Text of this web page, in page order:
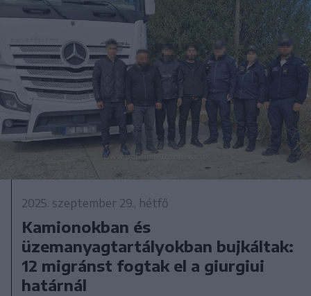
2025. szeptember 29., hétfő
Kamionokban és
üzemanyagtartályokban bujkáltak:
12 migránst fogtak el a giurgiui
határnál